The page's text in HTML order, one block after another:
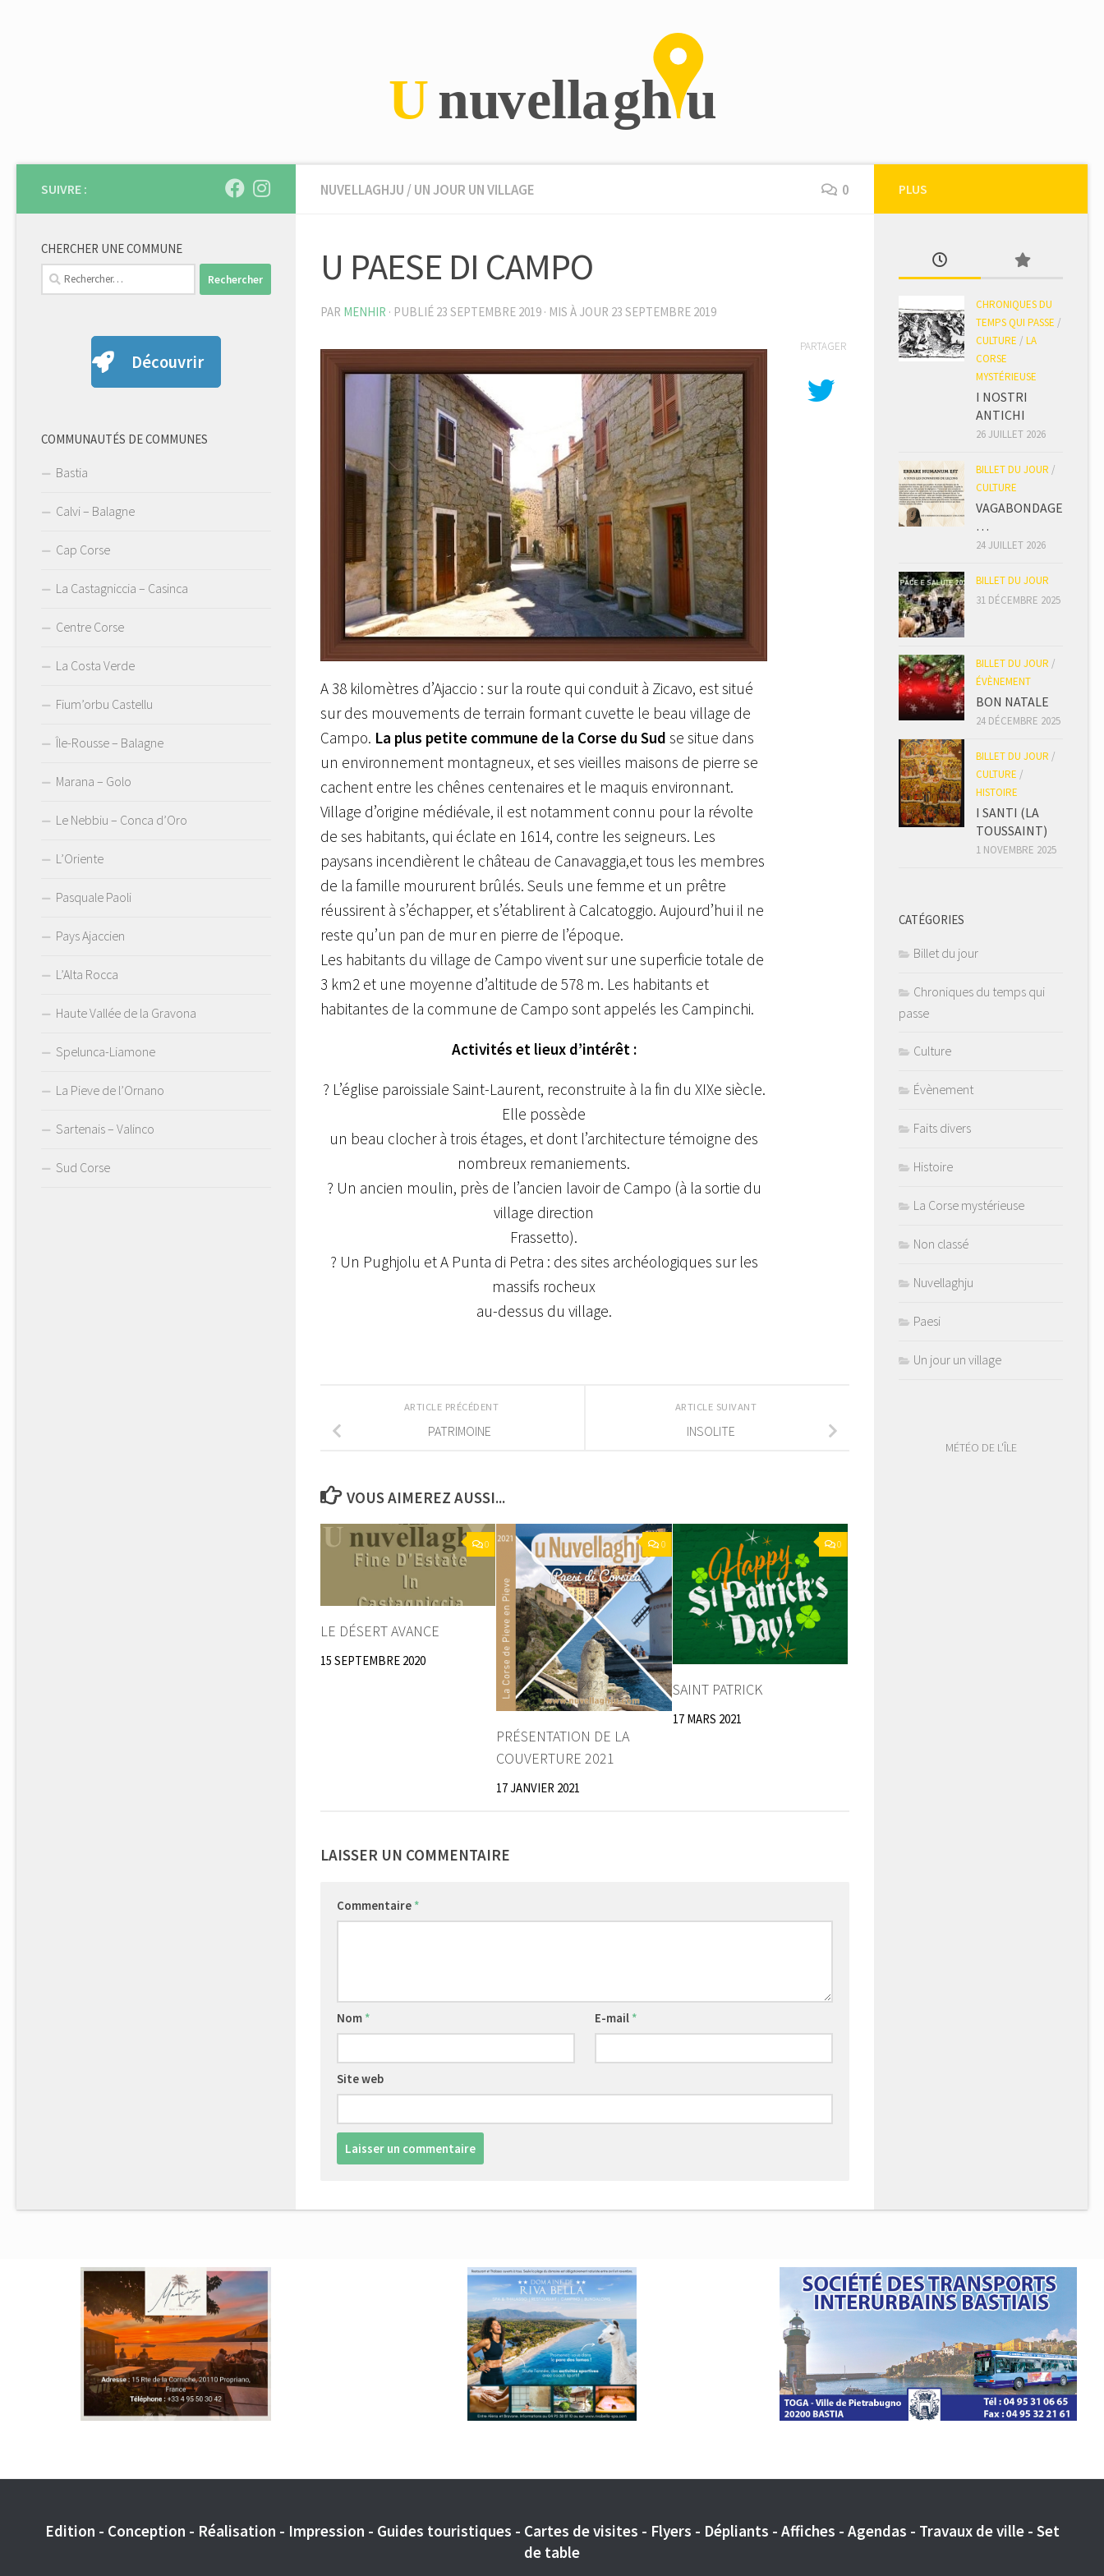
NUVELLAGHJU /UN JOUR UN VILLAGE 0
U PAESE DI CAMPO
PAR MENHIR · PUBLIÉ 23 SEPTEMBRE 2019 · MIS À JOUR 23 SEPTEMBRE 2019
A 38 kilomètres d’Ajaccio : sur la route qui conduit à Zicavo, est situé
sur des mouvements de terrain formant cuvette le beau village de
Campo. La plus petite commune de la Corse du Sud se situe dans
un environnement montagneux, et ses vieilles maisons de pierre se
cachent entre les chênes centenaires et le maquis environnant.
Village d’origine médiévale, il est notamment connu pour la révolte
de ses habitants, qui éclate en 1614, contre les seigneurs. Les
paysans incendièrent le château de Canavaggia,et tous les membres
de la famille moururent brûlés. Seuls une femme et un prêtre
réussirent à s’échapper, et s’établirent à Calcatoggio. Aujourd’hui il ne
reste qu’un pan de mur en pierre de l’époque.
Les habitants du village de Campo vivent sur une superficie totale de
3 km2 et une moyenne d’altitude de 578 m. Les habitants et
habitantes de la commune de Campo sont appelés les Campinchi.
Activités et lieux d’intérêt :
? L’église paroissiale Saint-Laurent, reconstruite à la fin du XIXe siècle.
Elle possède
un beau clocher à trois étages, et dont l’architecture témoigne des
nombreux remaniements.
? Un ancien moulin, près de l’ancien lavoir de Campo (à la sortie du
village direction
Frassetto).
? Un Pughjolu et A Punta di Petra : des sites archéologiques sur les
massifs rocheux
au-dessus du village.
PARTAGER
ARTICLE SUIVANT
INSOLITE
ARTICLE PRÉCÉDENT
PATRIMOINE
VOUS AIMEREZ AUSSI...
0
LE DÉSERT AVANCE
15 SEPTEMBRE 2020
0
PRÉSENTATION DE LA
COUVERTURE 2021
17 JANVIER 2021
0
SAINT PATRICK
17 MARS 2021
LAISSER UN COMMENTAIRE
Commentaire *
Nom * E-mail *
Site web
SUIVRE :
CHERCHER UNE COMMUNE
Rechercher :
Découvrir
COMMUNAUTÉS DE COMMUNES
Bastia
Calvi – Balagne
Cap Corse
La Castagniccia – Casinca
Centre Corse
La Costa Verde
Fium’orbu Castellu
Île-Rousse – Balagne
Marana – Golo
Le Nebbiu – Conca d’Oro
L’Oriente
Pasquale Paoli
Pays Ajaccien
L’Alta Rocca
Haute Vallée de la Gravona
Spelunca-Liamone
La Pieve de l’Ornano
Sartenais – Valinco
Sud Corse
PLUS
CHRONIQUES DU
TEMPS QUI PASSE /
CULTURE / LA
CORSE
MYSTÉRIEUSE
I NOSTRI
ANTICHI
26 JUILLET 2026
BILLET DU JOUR /
CULTURE
VAGABONDAGE
…
24 JUILLET 2026
BILLET DU JOUR
31 DÉCEMBRE 2025
BILLET DU JOUR /
ÉVÈNEMENT
BON NATALE
24 DÉCEMBRE 2025
BILLET DU JOUR /
CULTURE /
HISTOIRE
I SANTI (LA
TOUSSAINT)
1 NOVEMBRE 2025
CATÉGORIES
Billet du jour
Chroniques du temps qui
passe
Culture
Évènement
Faits divers
Histoire
La Corse mystérieuse
Non classé
Nuvellaghju
Paesi
Un jour un village
MÉTÉO DE L'ÎLE
Edition - Conception - Réalisation - Impression - Guides touristiques - Cartes de visites - Flyers - Dépliants - Affiches - Agendas - Travaux de ville - Set
de table